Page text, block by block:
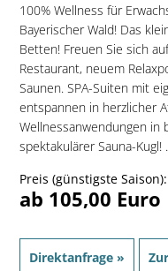
100% Wellness für
Bayerischer Wald! Das
Betten! Freuen Sie sich
Restaurant, neuem
Saunen. SPA-Suiten mit
entspannen in herzlicher
Wellnessanwendungen in
spektakulärer Sauna-Kugl!
Preis (günstigste
ab 105,00 Euro
Direktanfrage »